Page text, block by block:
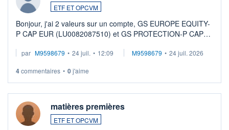
ETF ET OPCVM
Bonjour, j'ai 2 valeurs sur un compte, GS EUROPE EQUITY-
P CAP EUR (LU0082087510) et GS PROTECTION-P CAP
veux procéder à la vente, on me signale ...
par M9598679 • 24 juil. • 12:09 M9598679 • 24 juil. 2026
4commentaires • 0j'aime
matières premières
ETF ET OPCVM